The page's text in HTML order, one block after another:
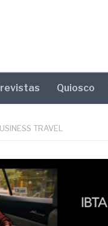
Quiosco
TRAVEL